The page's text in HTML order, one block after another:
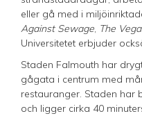
eller gå med i
Against Sewage, The
Universitetet erbjuder
Staden Falmouth har
gågata i centrum med
restauranger. Staden har
och ligger cirka 40